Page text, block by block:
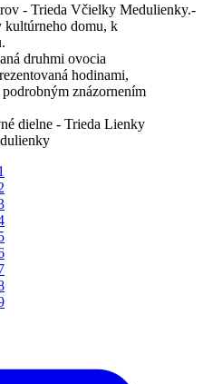
- Trieda Včielky Medulienky.-
kultúrneho domu, k
druhmi ovocia
hodinami,
znázornením
dielne - Trieda Lienky